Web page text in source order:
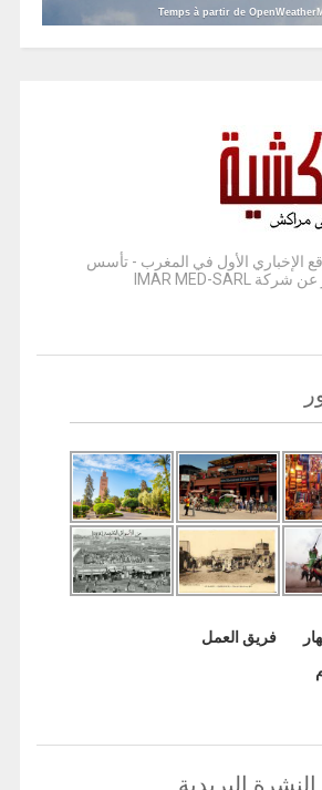
Temps à partir de
الإخباري الأول في المغرب - تأسس
فريق العمل
البريدية